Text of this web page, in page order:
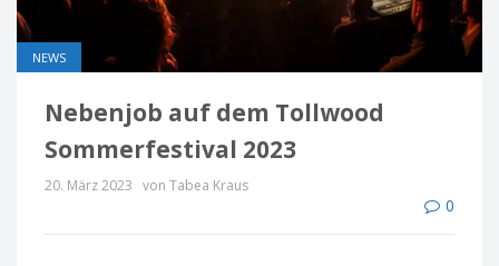
NEWS
Nebenjob auf dem Tollwood
Sommerfestival 2023
20. März 2023 von Tabea Kraus
0